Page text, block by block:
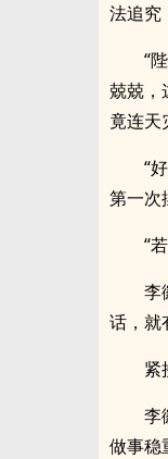
法追究
“
兢兢，
竟连天
“
第一次
“
李
话，就
紧
李
做事稳